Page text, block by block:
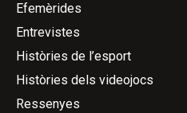
Efemèrides
Entrevistes
Històries de l’esport
Històries dels videojocs
Ressenyes